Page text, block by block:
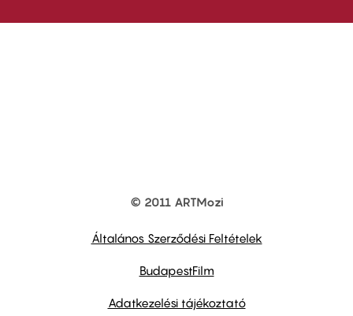
© 2011 ARTMozi
Általános Szerződési Feltételek
BudapestFilm
Adatkezelési tájékoztató